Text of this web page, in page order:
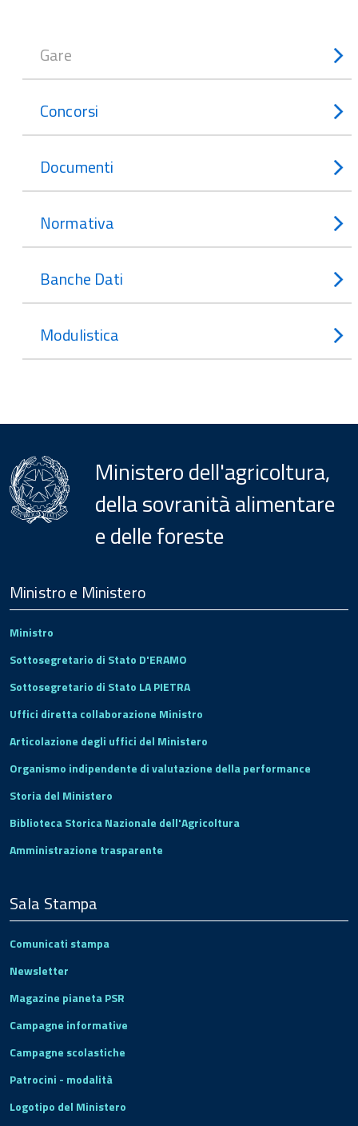
Gare
Concorsi
Documenti
Normativa
Banche Dati
Modulistica
Ministero dell'agricoltura,
della sovranità alimentare
e delle foreste
Footer
Ministro e Ministero
Ministro
Sottosegretario di Stato D'ERAMO
Sottosegretario di Stato LA PIETRA
Uffici diretta collaborazione Ministro
Articolazione degli uffici del Ministero
Organismo indipendente di valutazione della performance
Storia del Ministero
Biblioteca Storica Nazionale dell'Agricoltura
Amministrazione trasparente
Sala Stampa
Comunicati stampa
Newsletter
Magazine pianeta PSR
Campagne informative
Campagne scolastiche
Patrocini - modalità
Logotipo del Ministero